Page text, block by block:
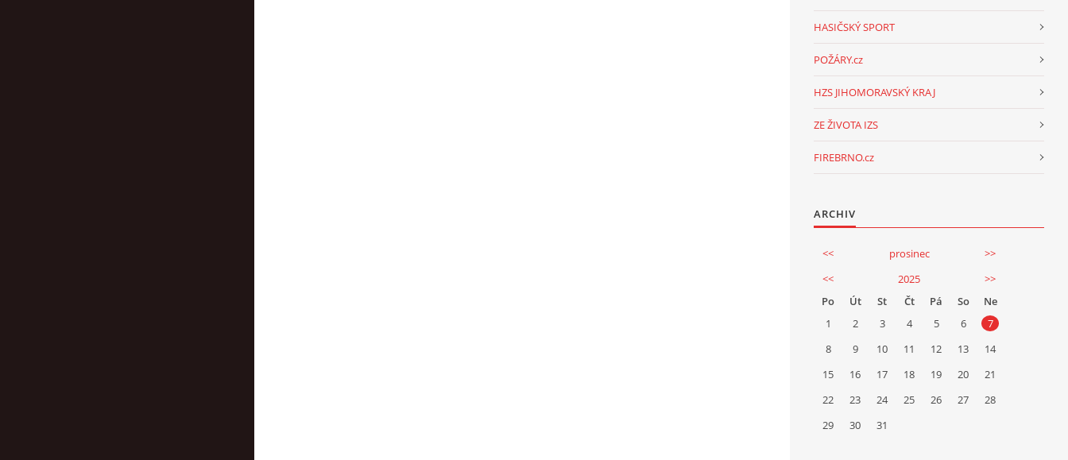
HASIČSKÝ SPORT
POŽÁRY.cz
HZS JIHOMORAVSKÝ KRAJ
ZE ŽIVOTA IZS
FIREBRNO.cz
ARCHIV
<< prosinec
>>
<<
2025
>>
Po
Út St Čt Pá So
Ne
1
2 3 4 5 6
7
8
9 10 11 12 13
14
15
16 17 18 19 20
21
22
23 24 25 26 27
28
29
30 31